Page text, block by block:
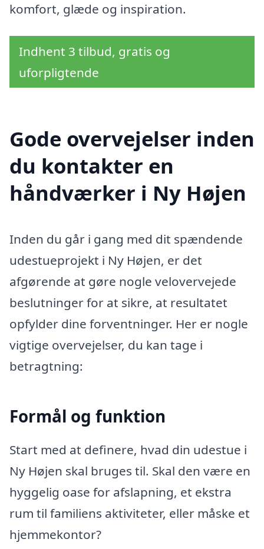
komfort, glæde og inspiration.
Indhent 3 tilbud, gratis og
uforpligtende
Gode overvejelser inden
du kontakter en
håndværker i Ny Højen
Inden du går i gang med dit spændende
udestueprojekt i Ny Højen, er det
afgørende at gøre nogle velovervejede
beslutninger for at sikre, at resultatet
opfylder dine forventninger. Her er nogle
vigtige overvejelser, du kan tage i
betragtning:
Formål og funktion
Start med at definere, hvad din udestue i
Ny Højen skal bruges til. Skal den være en
hyggelig oase for afslapning, et ekstra
rum til familiens aktiviteter, eller måske et
hjemmekontor?